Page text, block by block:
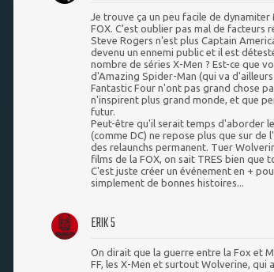
Je trouve ça un peu facile de
FOX. C'est oublier pas mal de facteurs
Steve Rogers n'est plus Captain
devenu un ennemi public et il est
nombre de séries X-Men ? Est-ce que
d'Amazing Spider-Man (qui va
Fantastic Four n'ont pas grand chose
n'inspirent plus grand monde, et que
futur.
Peut-être qu'il serait temps d'aborder
(comme DC) ne repose plus que sur
des relaunchs permanent. Tuer
films de la FOX, on sait TRES bien
C'est juste créer un événement en +
simplement de bonnes histoires...
ERIK 5
On dirait que la guerre entre la Fox et
FF, les X-Men et surtout Wolverine, qui